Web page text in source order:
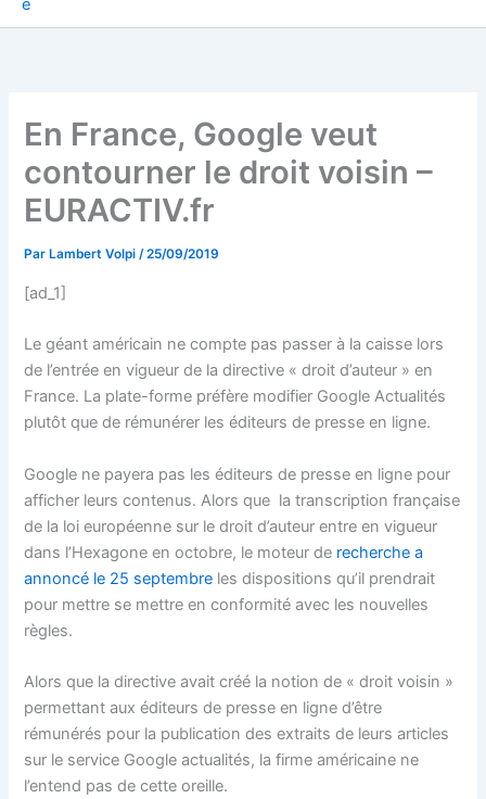
En France, Google veut
contourner le droit voisin –
EURACTIV.fr
Par Lambert Volpi/25/09/2019
[ad_1]
Le géant américain ne compte pas passer à la caisse lors
de l’entrée en vigueur de la directive « droit d’auteur » en
France. La plate-forme préfère modifier Google Actualités
plutôt que de rémunérer les éditeurs de presse en ligne.
Google ne payera pas les éditeurs de presse en ligne pour
afficher leurs contenus. Alors que la transcription française
de la loi européenne sur le droit d’auteur entre en vigueur
dans l’Hexagone en octobre, le moteur de recherche a
annoncé le 25 septembre les dispositions qu’il prendrait
pour mettre se mettre en conformité avec les nouvelles
règles.
Alors que la directive avait créé la notion de « droit voisin »
permettant aux éditeurs de presse en ligne d’être
rémunérés pour la publication des extraits de leurs articles
sur le service Google actualités, la firme américaine ne
l’entend pas de cette oreille.